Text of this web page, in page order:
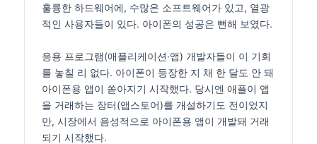
훌륭한 하드웨어에, 수많은 소프트웨어가 있고, 열광
적인 사용자들이 있다. 아이폰의 성공은 뻔해 보였다.
응용 프로그램(애플리케이션·앱) 개발자들이 이 기회
를 놓칠 리 없다. 아이폰이 등장한 지 채 한 달도 안 돼
아이폰용 앱이 쏟아지기 시작했다. 당시엔 애플이 앱
을 거래하는 장터(앱스토어)를 개설하기도 전이었지
만, 시장에서 음성적으로 아이폰용 앱이 개발돼 거래
되기 시작했다.